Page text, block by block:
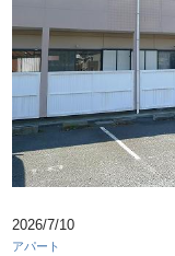
2026/7/10
アパート